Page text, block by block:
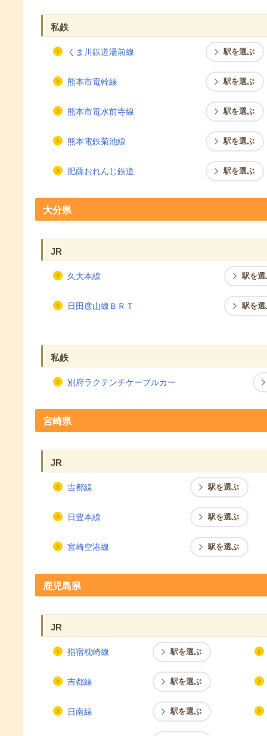
私鉄
くま川鉄道湯前線 駅を選ぶ
熊本市電幹線 駅を選ぶ
熊本市電水前寺線 駅を選ぶ
熊本電鉄菊池線 駅を選ぶ
肥薩おれんじ鉄道 駅を選ぶ
大分県
JR
久大本線 駅を選
日田彦山線ＢＲＴ 駅を選
私鉄
別府ラクテンチケーブルカー
宮崎県
JR
吉都線 駅を選ぶ
日豊本線 駅を選ぶ
宮崎空港線 駅を選ぶ
鹿児島県
JR
指宿枕崎線 駅を選ぶ
吉都線 駅を選ぶ
日南線 駅を選ぶ